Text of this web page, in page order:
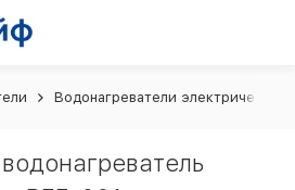
Водонагреватели электрические